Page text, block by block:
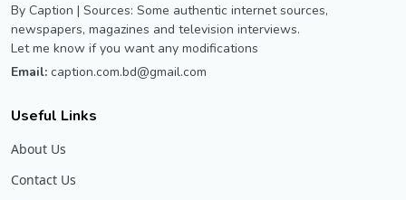
By Caption | Sources: Some authentic internet sources,
newspapers, magazines and television interviews.
Let me know if you want any modifications
Email: caption.com.bd@gmail.com
Useful Links
About Us
Contact Us